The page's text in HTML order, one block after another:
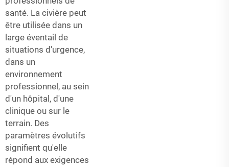
santé. La civière peut
être utilisée dans un
large éventail de
situations d'urgence,
dans un
environnement
professionnel, au sein
d'un hôpital, d'une
clinique ou sur le
terrain. Des
paramètres évolutifs
signifient qu'elle
répond aux exigences